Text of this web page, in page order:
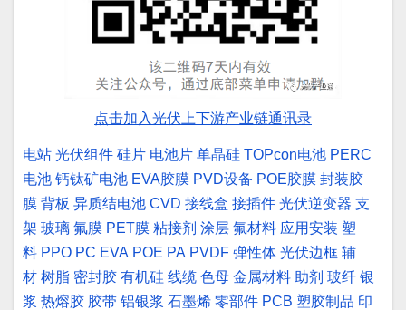
点击加入光伏上下游产业链通讯录
电站 光伏组件 硅片 电池片 单晶硅 TOPcon电池 PERC
电池 钙钛矿电池 EVA胶膜 PVD设备 POE胶膜 封装胶
膜 背板 异质结电池 CVD 接线盒 接插件 光伏逆变器 支
架 玻璃 氟膜 PET膜 粘接剂 涂层 氟材料 应用安装 塑
料 PPO PC EVA POE PA PVDF 弹性体 光伏边框 辅
材 树脂 密封胶 有机硅 线缆 色母 金属材料 助剂 玻纤 银
浆 热熔胶 胶带 铝银浆 石墨烯 零部件 PCB 塑胶制品 印